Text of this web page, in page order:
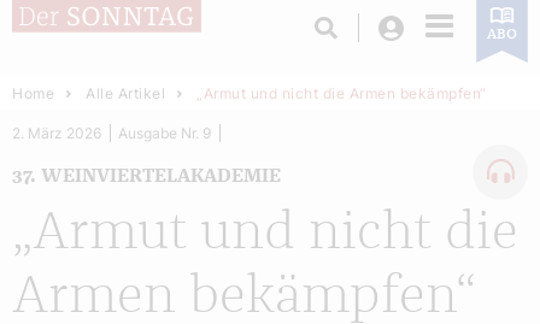
Login ABO
Home Alle Artikel „Armut und nicht die Armen bekämpfen“
„Armut und nicht die
Armen bekämpfen“
37. WEINVIERTELAKADEMIE
2. März 2026 Ausgabe Nr. 9